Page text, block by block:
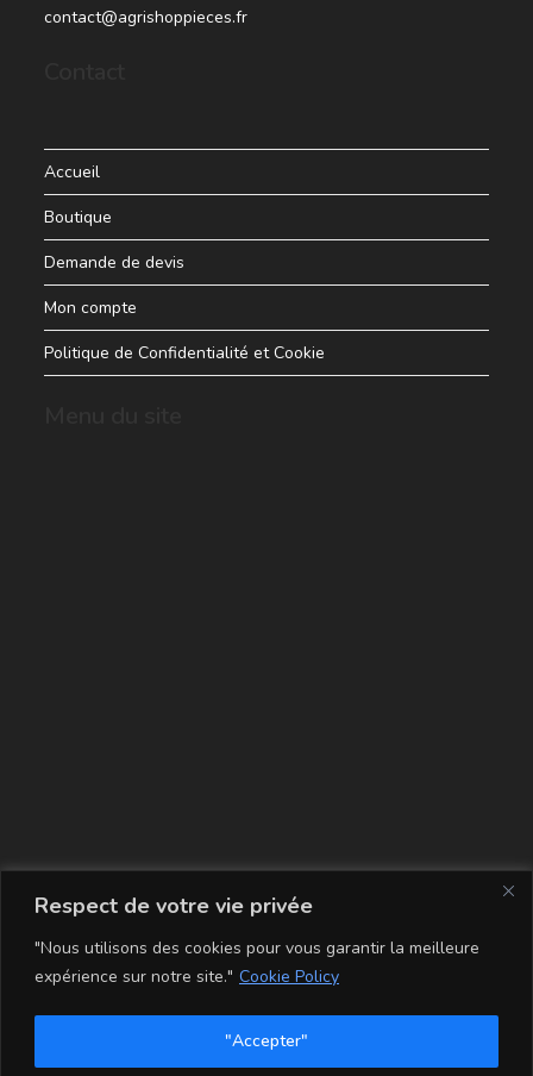
Respect de votre vie privée
"Nous utilisons des cookies pour vous garantir la meilleure
expérience sur notre site." Cookie Policy
"Accepter"
contact@agrishoppieces.fr
Accueil
Boutique
Demande de devis
Mon compte
Politique de Confidentialité et Cookie
La carte